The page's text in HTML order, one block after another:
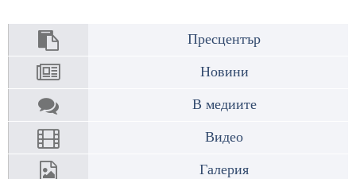
Пресцентър
Новини
В медиите
Видео
Галерия